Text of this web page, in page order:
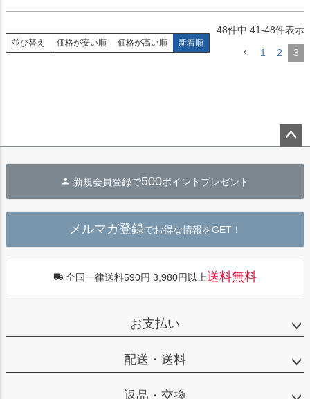
並び替え 価格が安い順 価格が高い順 新着順
48件中 41-48件表示
1 2 3
へ
新規会員登録で500ポイントプレゼント
メルマガ登録でお得な情報をGET！
全国一律送料590円 3,980円以上送料無料
お支払い
配送・送料
返品・交換